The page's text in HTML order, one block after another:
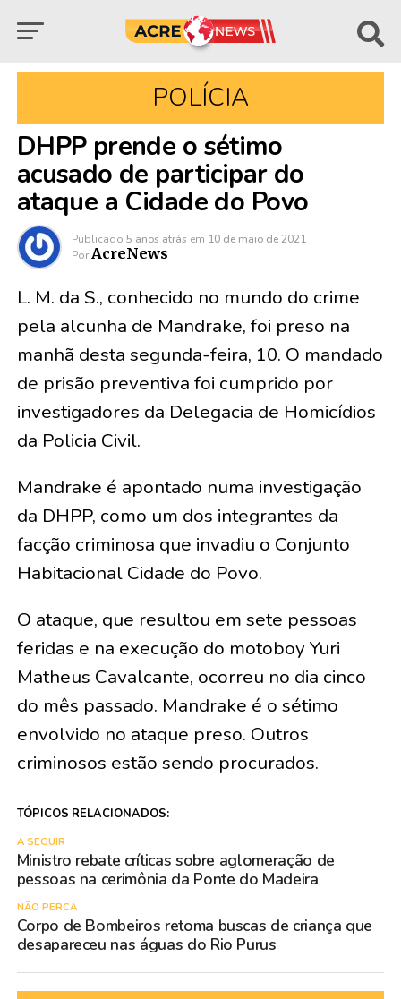
POLÍCIA
DHPP prende o sétimo
acusado de participar do
ataque a Cidade do Povo
Publicado 5 anos atrás em 10 de maio de 2021
Por AcreNews
L. M. da S., conhecido no mundo do crime
pela alcunha de Mandrake, foi preso na
manhã desta segunda-feira, 10. O mandado
de prisão preventiva foi cumprido por
investigadores da Delegacia de Homicídios
da Policia Civil.
Mandrake é apontado numa investigação
da DHPP, como um dos integrantes da
facção criminosa que invadiu o Conjunto
Habitacional Cidade do Povo.
O ataque, que resultou em sete pessoas
feridas e na execução do motoboy Yuri
Matheus Cavalcante, ocorreu no dia cinco
do mês passado. Mandrake é o sétimo
envolvido no ataque preso. Outros
criminosos estão sendo procurados.
TÓPICOS RELACIONADOS:
A SEGUIR
Ministro rebate críticas sobre aglomeração de
pessoas na cerimônia da Ponte do Madeira
NÃO PERCA
Corpo de Bombeiros retoma buscas de criança que
desapareceu nas águas do Rio Purus